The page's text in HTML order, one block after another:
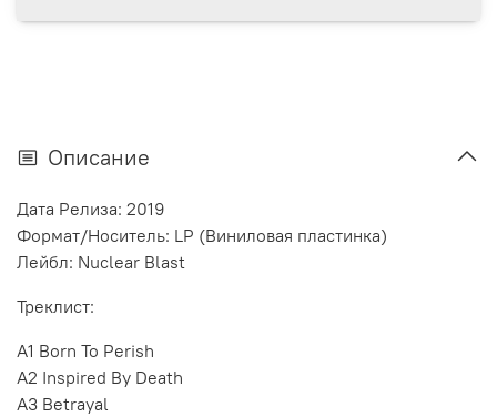
Описание
Дата Релиза: 2019
Формат/Носитель: LP (Виниловая пластинка)
Лейбл: Nuclear Blast
Треклист:
A1 Born To Perish
A2 Inspired By Death
A3 Betrayal